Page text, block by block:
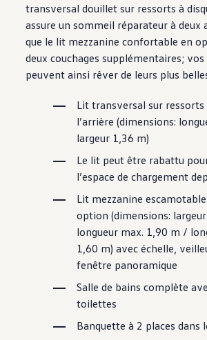
transversal douillet sur ressorts à
assure un sommeil réparateur à deux
que le lit mezzanine confortable en
deux couchages supplémentaires;
peuvent ainsi rêver de leurs plus
Lit transversal sur ressorts
l’arrière (dimensions:
largeur 1,36 m)
Le lit peut être rabattu
l’espace de chargement
Lit mezzanine
option (dimensions:
longueur max. 1,90 m /
1,60 m) avec échelle,
fenêtre panoramique
Salle de bains complète
toilettes
Banquette à 2 places dans